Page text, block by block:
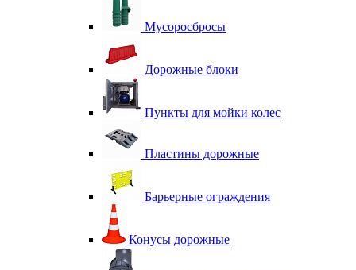
Мусоросбросы
Дорожные блоки
Пункты для мойки колес
Пластины дорожные
Барьерные ограждения
Конусы дорожные